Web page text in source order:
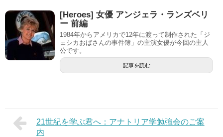
[Heroes] 女優 アンジェラ・ランズベリ
ー 前編
1984年からアメリカで12年に渡って制作された「ジ
ェシカおばさんの事件簿」の主演女優が今回の主人
公です。
記事を読む
21世紀を学ぶ君へ：アナトリア学勉強会のご案
内